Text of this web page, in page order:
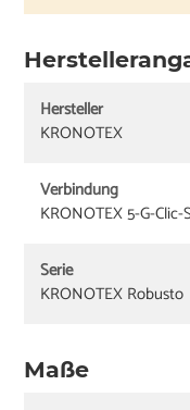
Hersteller
KRONOTEX
Verbindung
KRONOTEX 5-G-Clic-
Serie
KRONOTEX Robusto
Maße